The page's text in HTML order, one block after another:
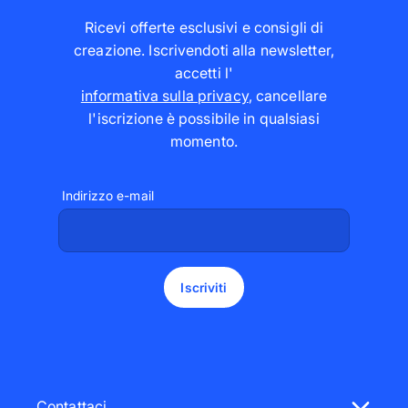
Ricevi offerte esclusivi e consigli di
creazione. Iscrivendoti alla newsletter,
accetti l'
informativa sulla privacy,cancellare
l'iscrizione è possibile in qualsiasi
momento.
Indirizzo e-mail
Iscriviti